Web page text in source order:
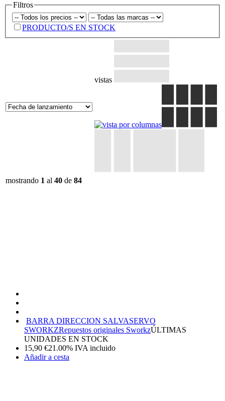
Filtros
PRODUCTO/S EN STOCK
vistas
mostrando 1 al 40 de 84
BARRA DIRECCION SALVASERVO
SWORKZRepuestos originales SworkzÚLTIMAS
UNIDADES EN STOCK
15,90 €21.00% IVA incluido
Añadir a cesta